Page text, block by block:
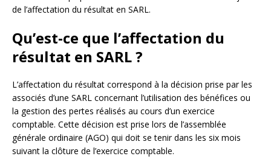
de l’affectation du résultat en SARL.
Qu’est-ce que l’affectation du
résultat en SARL ?
L’affectation du résultat correspond à la décision prise par les
associés d’une SARL concernant l’utilisation des bénéfices ou
la gestion des pertes réalisés au cours d’un exercice
comptable. Cette décision est prise lors de l’assemblée
générale ordinaire (AGO) qui doit se tenir dans les six mois
suivant la clôture de l’exercice comptable.